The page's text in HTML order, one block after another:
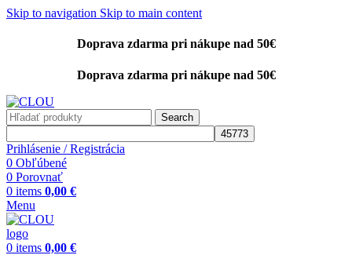
Skip to navigation Skip to main content
Doprava zdarma pri nákupe nad 50€
Doprava zdarma pri nákupe nad 50€
Search
Prihlásenie / Registrácia
0 Obľúbené
0 Porovnať
0 items 0,00 €
Menu
0 items 0,00 €